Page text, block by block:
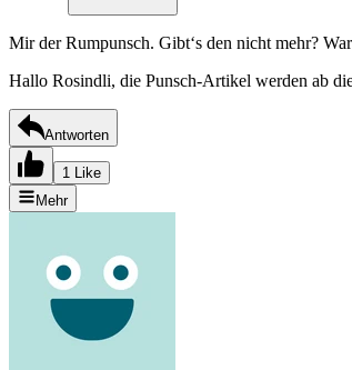
Mir der Rumpunsch. Gibt‘s den nicht mehr?
Hallo Rosindli, die Punsch-Artikel werden ab
Antworten
1 Like
Mehr